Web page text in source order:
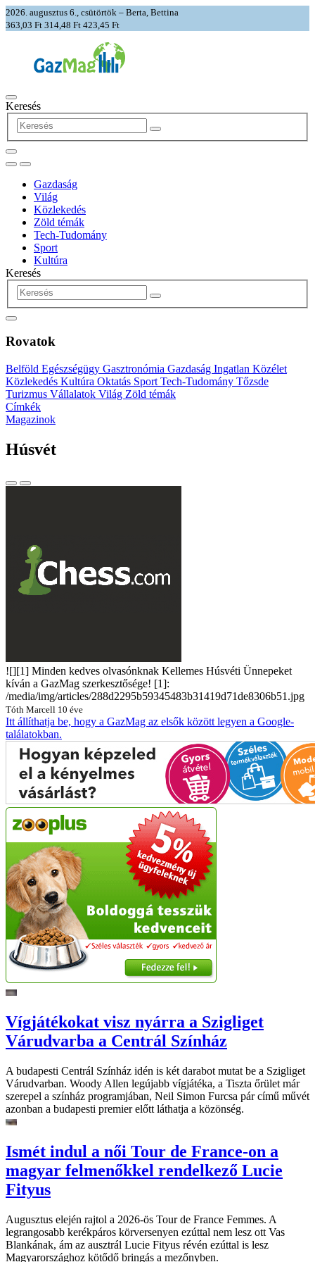
2026. augusztus 6., csütörtök – Berta, Bettina
363,03 Ft 314,48 Ft 423,45 Ft
Keresés
Gazdaság
Világ
Közlekedés
Zöld témák
Tech-Tudomány
Sport
Kultúra
Keresés
Rovatok
Belföld Egészségügy Gasztronómia Gazdaság Ingatlan Közélet
Közlekedés Kultúra Oktatás Sport Tech-Tudomány Tőzsde
Turizmus Vállalatok Világ Zöld témák
Címkék
Magazinok
Húsvét
![][1] Minden kedves olvasónknak Kellemes Húsvéti Ünnepeket
kíván a GazMag szerkesztősége! [1]:
/media/img/articles/288d2295b59345483b31419d71de8306b51.jpg
Tóth Marcell 10 éve
Itt állíthatja be, hogy a GazMag az elsők között legyen a Google-
találatokban.
Vígjátékokat visz nyárra a Szigliget
Várudvarba a Centrál Színház
A budapesti Centrál Színház idén is két darabot mutat be a Szigliget
Várudvarban. Woody Allen legújabb vígjátéka, a Tiszta őrület már
szerepel a színház programjában, Neil Simon Furcsa pár című művét
azonban a budapesti premier előtt láthatja a közönség.
Ismét indul a női Tour de France-on a
magyar felmenőkkel rendelkező Lucie
Fityus
Augusztus elején rajtol a 2026-ös Tour de France Femmes. A
legrangosabb kerékpáros körversenyen ezúttal nem lesz ott Vas
Blankának, ám az ausztrál Lucie Fityus révén ezúttal is lesz
Magyarországhoz kötődő bringás a mezőnyben.